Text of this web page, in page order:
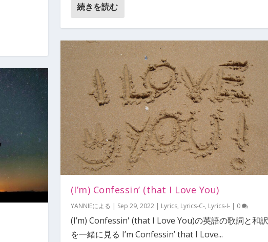
続きを読む
(I’m) Confessin’ (that I Love You)
YANNIEによる | Sep 29, 2022| Lyrics, Lyrics-C-, Lyrics-I-| 0
(I’m) Confessin' (that I Love You)の英語の歌詞と和訳
を一緒に見る I’m Confessin’ that I Love...